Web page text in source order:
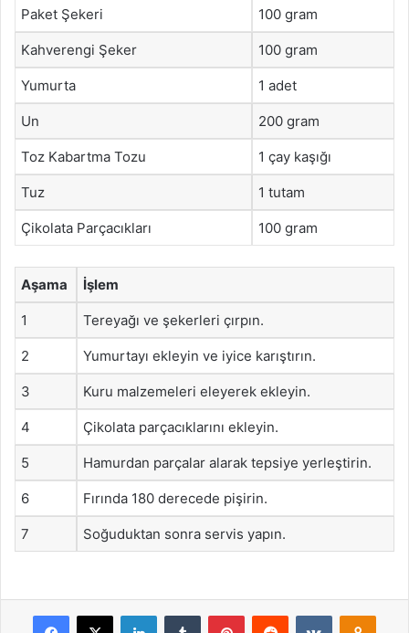
Paket Şekeri 100 gram
Kahverengi Şeker 100 gram
Yumurta 1 adet
Un 200 gram
Toz Kabartma Tozu 1 çay kaşığı
Tuz 1 tutam
Çikolata Parçacıkları 100 gram
Aşama İşlem
1 Tereyağı ve şekerleri çırpın.
2 Yumurtayı ekleyin ve iyice karıştırın.
3 Kuru malzemeleri eleyerek ekleyin.
4 Çikolata parçacıklarını ekleyin.
5 Hamurdan parçalar alarak tepsiye yerleştirin.
6 Fırında 180 derecede pişirin.
7 Soğuduktan sonra servis yapın.
Facebook
X LinkedInTumblr PinterestReddit VKontakte